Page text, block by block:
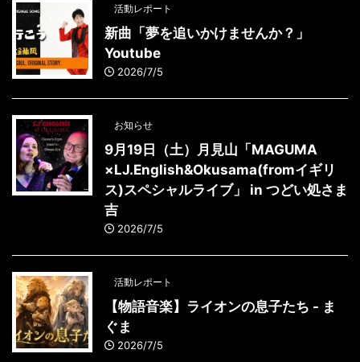
活動レポート
新曲「夢を追いかけませんか？」
Youtube
2026/7/5
お知らせ
9月19日（土）月見山「MAGUMA
×LJ.English&Okusama(fromイギリ
ス)スペシャルライブ」 in つどい処さま
吉
2026/7/5
活動レポート
【物語音楽】ライオンの息子たち - ま
ぐま
2026/7/5